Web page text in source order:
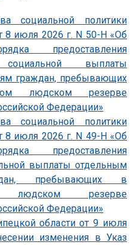
социальной политики
8 июля 2026 г. N 50-Н «Об
предоставления
социальной выплаты
граждан, пребывающих
людском резерве
Федерации»
социальной политики
8 июля 2026 г. N 49-Н «Об
предоставления
выплаты отдельным
пребывающих в
людском резерве
Федерации»
области от 9 июля
изменения в Указ